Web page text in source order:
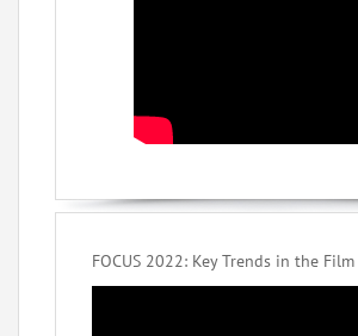
FOCUS 2022: Key Trends in the